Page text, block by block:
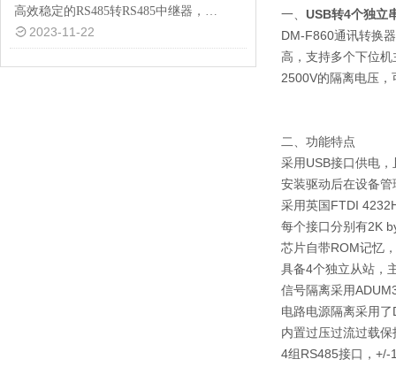
高效稳定的RS485转RS485中继器，助力工业自动化
2023-11-22
一、 USB转4个独立
DM-F860通讯转换
高，支持多个下位
2500V的隔离电压
二、功能特点
采用USB接口供电
安装驱动后在设备
采用英国FTDI
每个接口分别有2K
芯片自带ROM记忆
具备4个独立从站，
信号隔离采用
电路电源隔离采用
内置过压过流过载
4组RS485接口，+/-